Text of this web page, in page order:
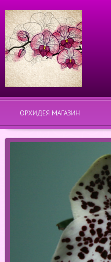
ОРХИДЕЯ МАГАЗИН